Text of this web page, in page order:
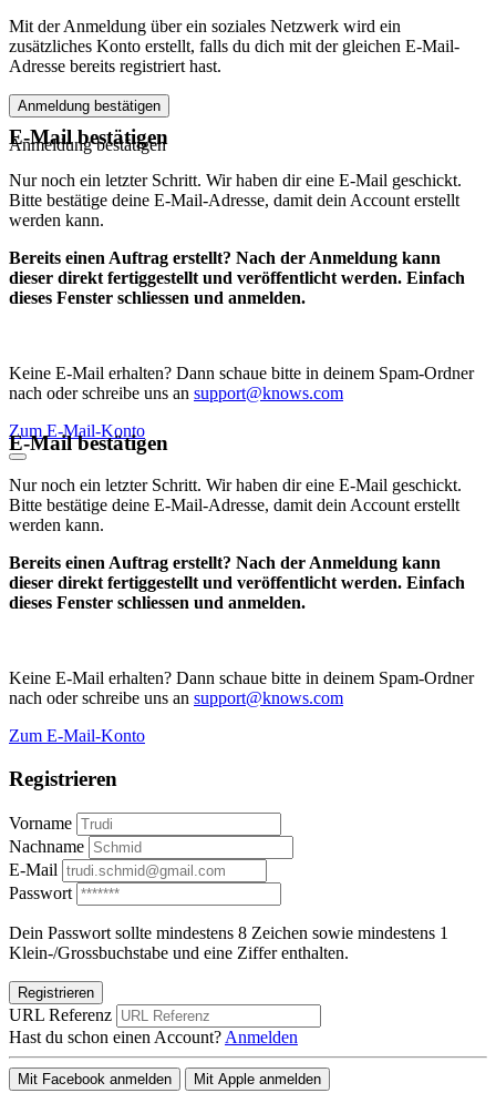
Mit der Anmeldung über ein soziales Netzwerk wird ein
zusätzliches Konto erstellt, falls du dich mit der gleichen E-Mail-
Adresse bereits registriert hast.
Anmeldung bestätigen
Anmeldung bestätigen
E-Mail bestätigen
Nur noch ein letzter Schritt. Wir haben dir eine E-Mail geschickt.
Bitte bestätige deine E-Mail-Adresse, damit dein Account erstellt
werden kann.
Bereits einen Auftrag erstellt? Nach der Anmeldung kann
dieser direkt fertiggestellt und veröffentlicht werden. Einfach
dieses Fenster schliessen und anmelden.
Keine E-Mail erhalten? Dann schaue bitte in deinem Spam-Ordner
nach oder schreibe uns an support@knows.com
Zum E-Mail-Konto
E-Mail bestätigen
Nur noch ein letzter Schritt. Wir haben dir eine E-Mail geschickt.
Bitte bestätige deine E-Mail-Adresse, damit dein Account erstellt
werden kann.
Bereits einen Auftrag erstellt? Nach der Anmeldung kann
dieser direkt fertiggestellt und veröffentlicht werden. Einfach
dieses Fenster schliessen und anmelden.
Keine E-Mail erhalten? Dann schaue bitte in deinem Spam-Ordner
nach oder schreibe uns an support@knows.com
Zum E-Mail-Konto
Registrieren
Vorname
Nachname
E-Mail
Passwort
Dein Passwort sollte mindestens 8 Zeichen sowie mindestens 1
Klein-/Grossbuchstabe und eine Ziffer enthalten.
Registrieren
URL Referenz
Hast du schon einen Account? Anmelden
Mit Facebook anmelden Mit Apple anmelden